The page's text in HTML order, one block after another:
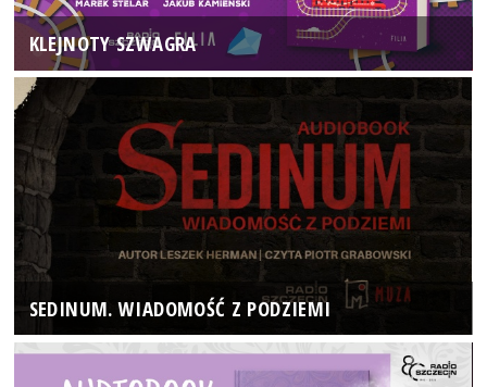
KLEJNOTY SZWAGRA
SEDINUM. WIADOMOŚĆ Z PODZIEMI